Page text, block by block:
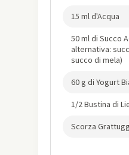
15 ml d'Acqua
50 ml di Succo
alternativa:
succo di mela)
60 g di Yogurt
1/2 Bustina di
Scorza